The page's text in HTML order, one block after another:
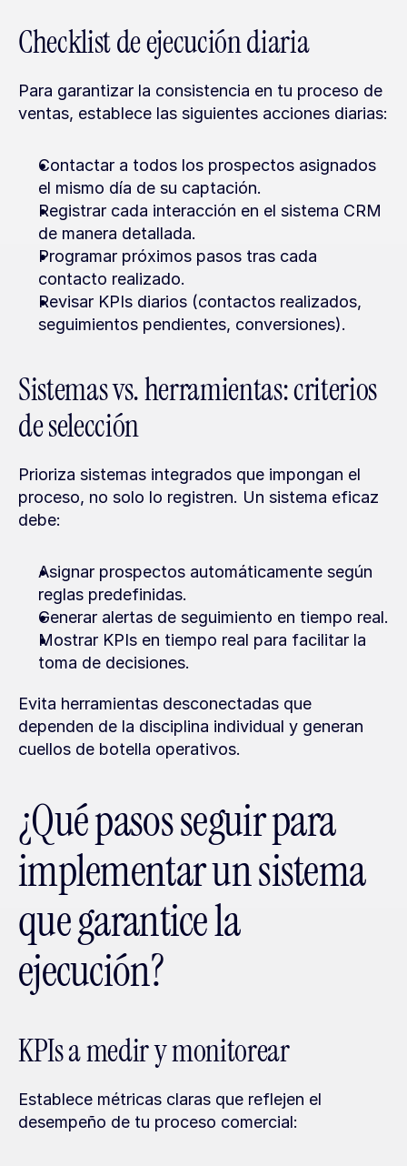
Checklist de ejecución diaria
Para garantizar la consistencia en tu proceso de
ventas, establece las siguientes acciones diarias:
Contactar a todos los prospectos asignados
el mismo día de su captación.
Registrar cada interacción en el sistema CRM
de manera detallada.
Programar próximos pasos tras cada
contacto realizado.
Revisar KPIs diarios (contactos realizados,
seguimientos pendientes, conversiones).
Sistemas vs. herramientas: criterios
de selección
Prioriza sistemas integrados que impongan el
proceso, no solo lo registren. Un sistema eficaz
debe:
Asignar prospectos automáticamente según
reglas predefinidas.
Generar alertas de seguimiento en tiempo real.
Mostrar KPIs en tiempo real para facilitar la
toma de decisiones.
Evita herramientas desconectadas que
dependen de la disciplina individual y generan
cuellos de botella operativos.
¿Qué pasos seguir para
implementar un sistema
que garantice la
ejecución?
KPIs a medir y monitorear
Establece métricas claras que reflejen el
desempeño de tu proceso comercial: